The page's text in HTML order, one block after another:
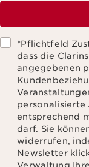
UM SIE
*Pflichtfeld
dass die
angegebenen
personalisierte
entsprechend
darf. Sie
widerrufen,
Newsletter